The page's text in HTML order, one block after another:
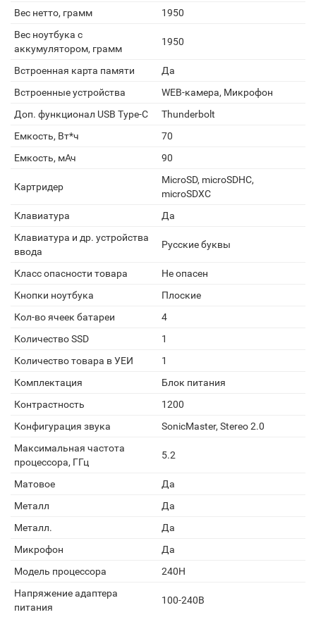
Вес нетто, грамм
1950
Вес ноутбука с
аккумулятором, грамм
1950
Встроенная карта памяти
Да
Встроенные устройства
WEB-камера, Микрофон
Доп. функционал USB Type-C
Thunderbolt
Емкость, Вт*ч
70
Емкость, мАч
90
Картридер
MicroSD, microSDHC,
microSDXC
Клавиатура
Да
Клавиатура и др. устройства
ввода
Русские буквы
Класс опасности товара
Не опасен
Кнопки ноутбука
Плоские
Кол-во ячеек батареи
4
Количество SSD
1
Количество товара в УЕИ
1
Комплектация
Блок питания
Контрастность
1200
Конфигурация звука
SonicMaster, Stereo 2.0
Максимальная частота
процессора, ГГц
5.2
Матовое
Да
Металл
Да
Металл.
Да
Микрофон
Да
Модель процессора
240H
Напряжение адаптера
питания
100-240В